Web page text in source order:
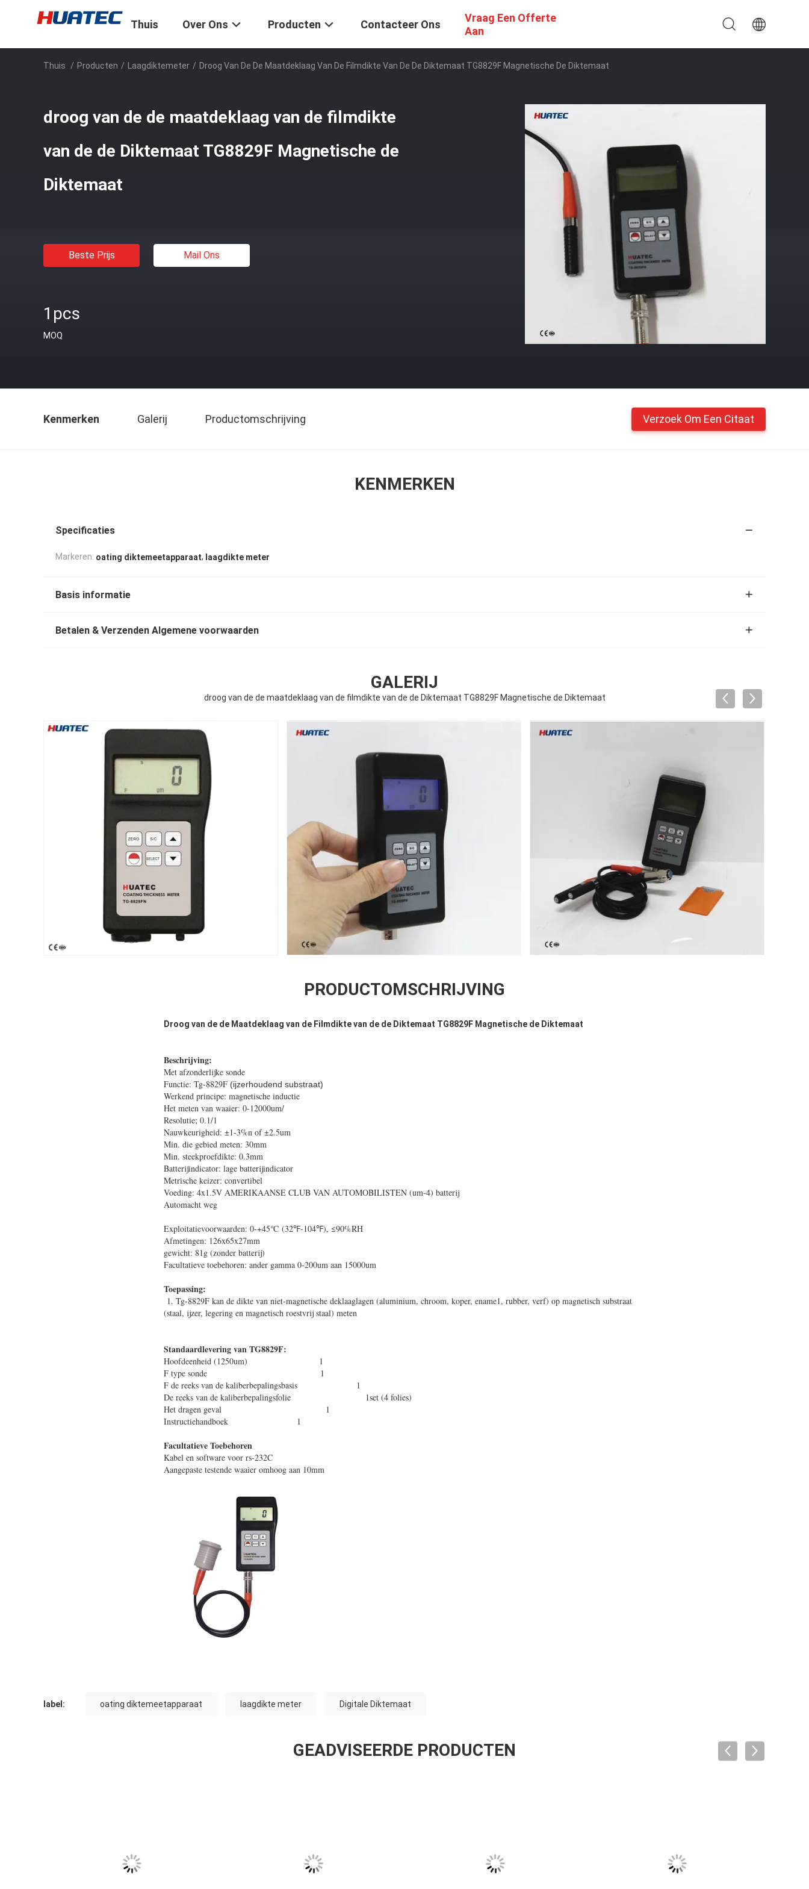
Thuis Over Ons Producten Contacteer Ons
Vraag Een Offerte
Aan
Thuis / Producten / Laagdiktemeter / Droog Van De De Maatdeklaag Van De Filmdikte Van De De Diktemaat TG8829F Magnetische De Diktemaat
droog van de de maatdeklaag van de filmdikte
van de de Diktemaat TG8829F Magnetische de
Diktemaat
Beste Prijs Mail Ons
1pcs
MOQ
Kenmerken Galerij Productomschrijving Verzoek Om Een Citaat
KENMERKEN
Specificaties
Markeren: oating diktemeetapparaat, laagdikte meter
Basis informatie
Betalen & Verzenden Algemene voorwaarden
GALERIJ
droog van de de maatdeklaag van de filmdikte van de de Diktemaat TG8829F Magnetische de Diktemaat
PRODUCTOMSCHRIJVING
Droog van de de Maatdeklaag van de Filmdikte van de de Diktemaat TG8829F Magnetische de Diktemaat
Beschrijving:
Met afzonderlijke sonde
Functie: Tg-8829F (ijzerhoudend substraat)
Werkend principe: magnetische inductie
Het meten van waaier: 0-12000um/
Resolutie; 0.1/1
Nauwkeurigheid: ±1-3%n of ±2.5um
Min. die gebied meten: 30mm
Min. steekproefdikte: 0.3mm
Batterijindicator: lage batterijindicator
Metrische keizer: convertibel
Voeding: 4x1.5V AMERIKAANSE CLUB VAN AUTOMOBILISTEN (um-4) batterij
Automacht weg
Exploitatievoorwaarden: 0-+45℃ (32℉-104℉), ≤90%RH
Afmetingen: 126x65x27mm
gewicht: 81g (zonder batterij)
Facultatieve toebehoren: ander gamma 0-200um aan 15000um
Toepassing:
1. Tg-8829F kan de dikte van niet-magnetische deklaaglagen (aluminium, chroom, koper, ename1, rubber, verf) op magnetisch substraat
(staal, ijzer, legering en magnetisch roestvrij staal) meten
Standaardlevering van TG8829F:
Hoofdeenheid (1250um) 1
F type sonde 1
F de reeks van de kaliberbepalingsbasis 1
De reeks van de kaliberbepalingsfolie 1set (4 folies)
Het dragen geval 1
Instructiehandboek 1
Facultatieve Toebehoren
Kabel en software voor rs-232C
Aangepaste testende waaier omhoog aan 10mm
label: oating diktemeetapparaat laagdikte meter Digitale Diktemaat
GEADVISEERDE PRODUCTEN